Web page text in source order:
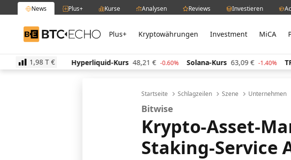
News Plus+ Kurse Analysen Reviews Investieren
BTC-ECHO Plus+ Kryptowährungen Investment MiCA
1,98 T €
508,30 € -1.60% Hyperliquid-Kurs 48,21 € -0.60% Solana-Kurs 63,09 € -1.40%
Startseite Schlagzeilen Szene Unternehmen
Bitwise
Krypto-Asset-
Staking-Service